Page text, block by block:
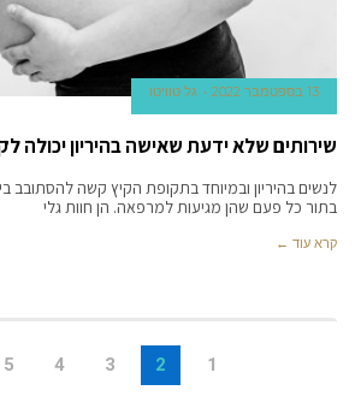
13 בספטמבר 2022 גל טוויטו
שירותים שלא ידעת שאישה בהיריון יכולה
לנשים בהיריון ובמיוחד בתקופת הקיץ קשה להסתובב
בתור כל פעם שהן מגיעות למרפאה. הן חוות גלי
קרא עוד ←
1
2
3
4
5